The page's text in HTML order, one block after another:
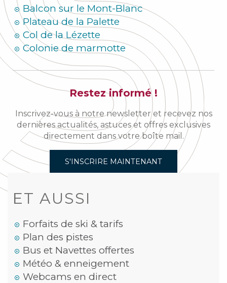
Balcon sur le Mont-Blanc
Plateau de la Palette
Col de la Lézette
Colonie de marmotte
Restez informé !
Inscrivez-vous à notre newsletter et recevez nos
dernières actualités, astuces et offres exclusives
directement dans votre boîte mail.
S'INSCRIRE MAINTENANT
ET AUSSI
Forfaits de ski & tarifs
Plan des pistes
Bus et Navettes offertes
Météo & enneigement
Webcams en direct